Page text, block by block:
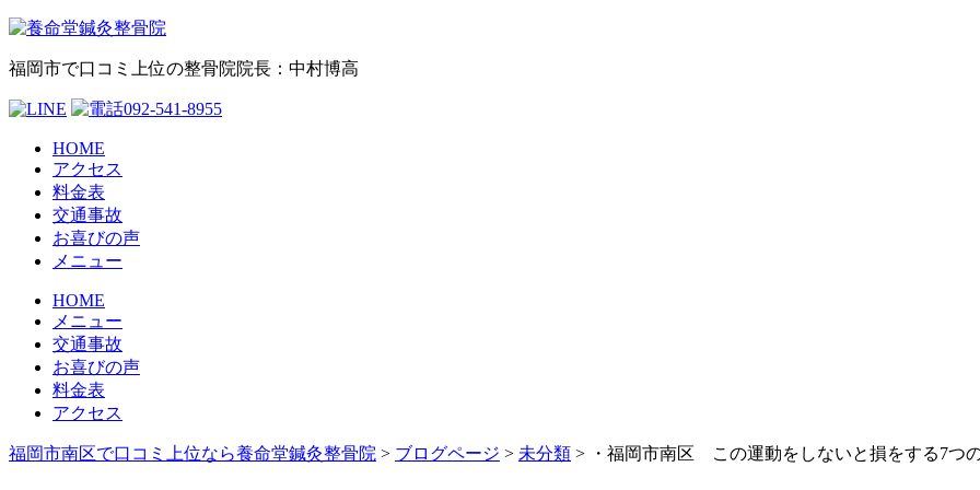
福岡市で口コミ上位の整骨院院長：中村博高
HOME
アクセス
料金表
交通事故
お喜びの声
メニュー
HOME
メニュー
交通事故
お喜びの声
料金表
アクセス
福岡市南区で口コミ上位なら養命堂鍼灸整骨院 > ブログページ > 未分類 > ・福岡市南区 この運動をしないと損をする7